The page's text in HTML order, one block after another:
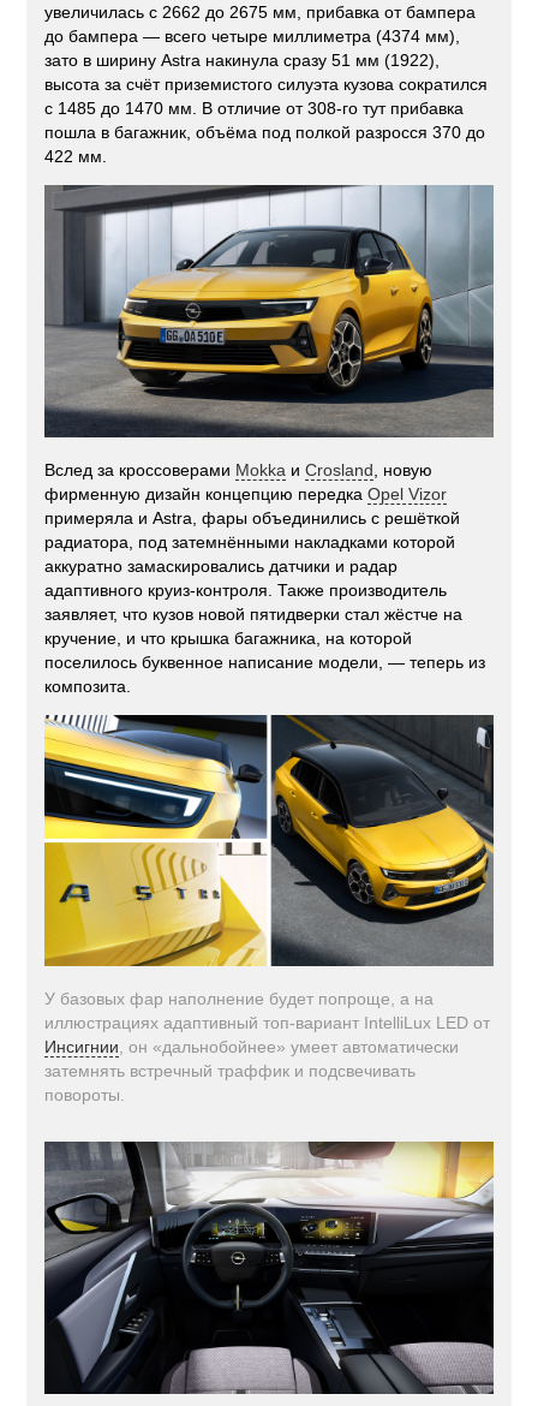
увеличилась с 2662 до 2675 мм, прибавка от бампера
до бампера — всего четыре миллиметра (4374 мм),
зато в ширину Astra накинула сразу 51 мм (1922),
высота за счёт приземистого силуэта кузова сократился
с 1485 до 1470 мм. В отличие от 308-го тут прибавка
пошла в багажник, объёма под полкой разросся 370 до
422 мм.
Вслед за кроссоверами Mokka иCrosland , новую
фирменную дизайн концепцию передкаOpel Vizor
примеряла и Astra, фары объединились с решёткой
радиатора, под затемнёнными накладками которой
аккуратно замаскировались датчики и радар
адаптивного круиз-контроля. Также производитель
заявляет, что кузов новой пятидверки стал жёстче на
кручение, и что крышка багажника, на которой
поселилось буквенное написание модели, — теперь из
композита.
У базовых фар наполнение будет попроще, а на
иллюстрациях адаптивный топ-вариант IntelliLux LED от
Инсигнии, он «дальнобойнее» умеет автоматически
затемнять встречный траффик и подсвечивать
повороты.